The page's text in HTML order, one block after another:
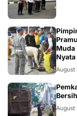
BERITA
Muda
August
BERITA
August